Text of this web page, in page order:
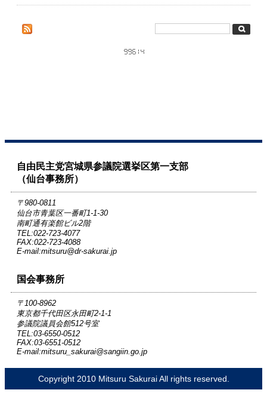
自由民主党宮城県参議院選挙区第一支部
（仙台事務所）
〒980-0811
仙台市青葉区一番町1-1-30
南町通有楽館ビル2階
TEL:022-723-4077
FAX:022-723-4088
E-mail:mitsuru@dr-sakurai.jp
国会事務所
〒100-8962
東京都千代田区永田町2-1-1
参議院議員会館512号室
TEL:03-6550-0512
FAX:03-6551-0512
E-mail:mitsuru_sakurai@sangiin.go.jp
Copyright 2010 Mitsuru Sakurai All rights reserved.